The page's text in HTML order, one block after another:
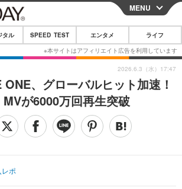
CLOSE
スマートフォン
その他
映画・ドラマ
MENU
タル SPEED TEST エンタメ ライフ
、グローバルヒット加速！
が6000万回再生突破
ポ
2026.6.3（水）17:47